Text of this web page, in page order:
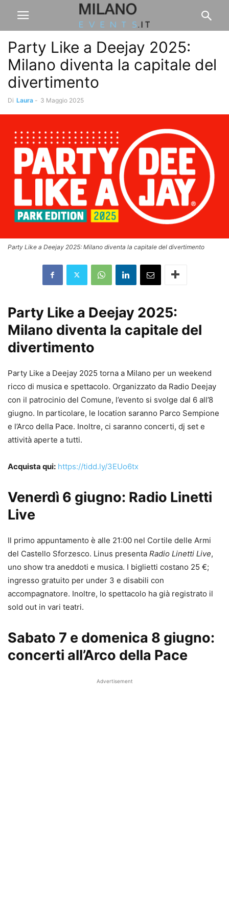
Party Like a Deejay 2025:
Milano diventa la capitale del
divertimento
Di Laura - 3 Maggio 2025
Party Like a Deejay 2025: Milano diventa la capitale del divertimento
Party Like a Deejay 2025:
Milano diventa la capitale del
divertimento
Party Like a Deejay 2025 torna a Milano per un weekend
ricco di musica e spettacolo. Organizzato da Radio Deejay
con il patrocinio del Comune, l’evento si svolge dal 6 all’8
giugno. In particolare, le location saranno Parco Sempione
e l’Arco della Pace. Inoltre, ci saranno concerti, dj set e
attività aperte a tutti.
Acquista qui: https://tidd.ly/3EUo6tx
Venerdì 6 giugno: Radio Linetti
Live
Il primo appuntamento è alle 21:00 nel Cortile delle Armi
del Castello Sforzesco. Linus presenta Radio Linetti Live,
uno show tra aneddoti e musica. I biglietti costano 25 €;
ingresso gratuito per under 3 e disabili con
accompagnatore. Inoltre, lo spettacolo ha già registrato il
sold out in vari teatri.
Sabato 7 e domenica 8 giugno:
concerti all’Arco della Pace
Advertisement